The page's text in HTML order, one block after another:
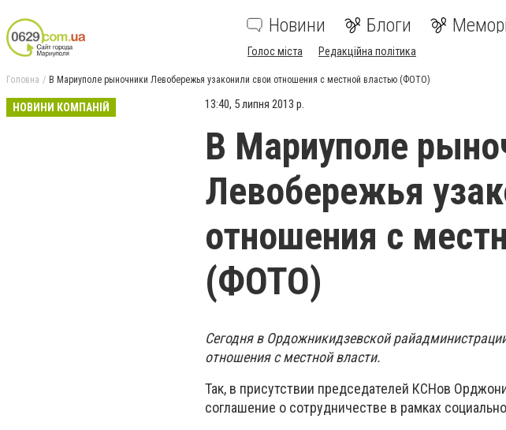
Новини Блоги
Голос міста Редакційна політика
Головна В Мариуполе рыночники Левобережья узаконили свои отношения с местной властью (ФОТО)
НОВИНИ КОМПАНІЙ 13:40, 5 липня 2013 р.
В Мариуполе
Левобережья
отношения с
(ФОТО)
Сегодня в Ордожникидзевской
отношения с местной власти.
Так, в присутствии председателей КСНов
соглашение о сотрудничестве в рамках